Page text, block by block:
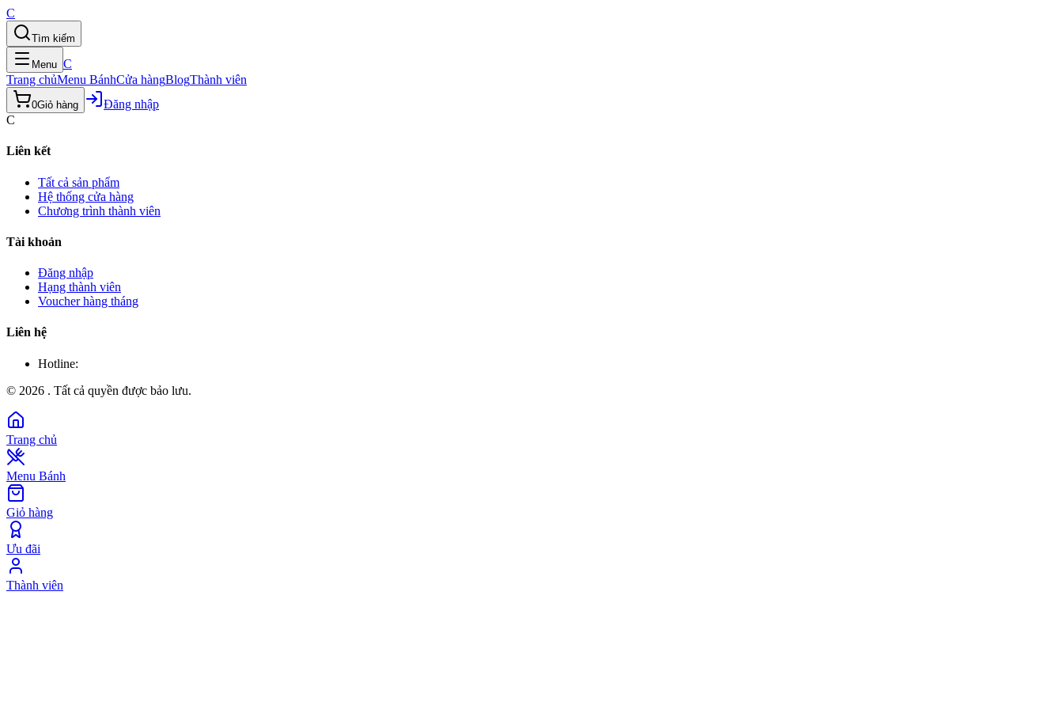
C
Tìm kiếm
Menu C
Trang chủMenu BánhCửa hàngBlogThành viên
0Giỏ hàng
Đăng nhập
C
Liên kết
Tất cả sản phẩm
Hệ thống cửa hàng
Chương trình thành viên
Tài khoản
Đăng nhập
Hạng thành viên
Voucher hàng tháng
Liên hệ
Hotline:
© 2026 . Tất cả quyền được bảo lưu.
Trang chủ
Menu Bánh
Giỏ hàng
Ưu đãi
Thành viên